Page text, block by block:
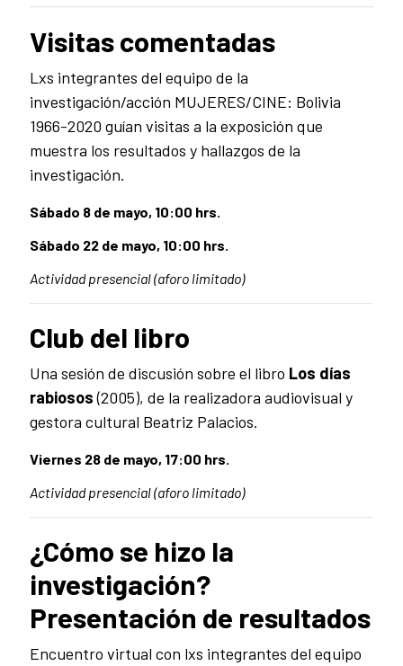
Visitas comentadas
Lxs integrantes del equipo de la
investigación/acción MUJERES/CINE: Bolivia
1966-2020 guían visitas a la exposición que
muestra los resultados y hallazgos de la
investigación.
Sábado 8 de mayo, 10:00 hrs.
Sábado 22 de mayo, 10:00 hrs.
Actividad presencial (aforo limitado)
Club del libro
Una sesión de discusión sobre el libro Los días
rabiosos(2005), de la realizadora audiovisual y
gestora cultural Beatriz Palacios.
Viernes 28 de mayo, 17:00 hrs.
Actividad presencial (aforo limitado)
¿Cómo se hizo la
investigación?
Presentación de resultados
Encuentro virtual con lxs integrantes del equipo